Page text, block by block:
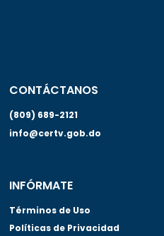
CONTÁCTANOS
(809) 689-2121
info@certv.gob.do
INFÓRMATE
Términos de Uso
Políticas de Privacidad